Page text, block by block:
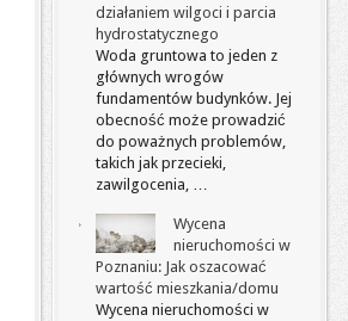
działaniem wilgoci i parcia
hydrostatycznego
Woda gruntowa to jeden z
głównych wrogów
fundamentów budynków. Jej
obecność może prowadzić
do poważnych problemów,
takich jak przecieki,
zawilgocenia, …
Wycena
nieruchomości w
Poznaniu: Jak oszacować
wartość mieszkania/domu
Wycena nieruchomości w